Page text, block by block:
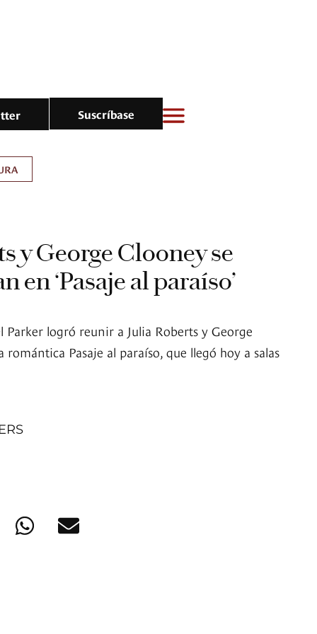
Suscríbase
y George Clooney se
en ‘Pasaje al paraíso’
logró reunir a Julia Roberts y George
Pasaje al paraíso, que llegó hoy a salas